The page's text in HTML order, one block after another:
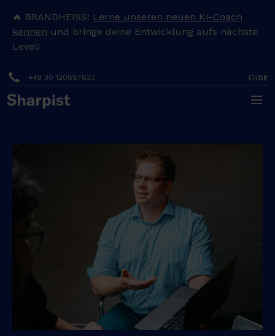
🔥 BRANDHEISS: Lerne unseren neuen KI-Coach
kennen und bringe deine Entwicklung aufs nächste
Level!
+49 30 120887633 ENDE